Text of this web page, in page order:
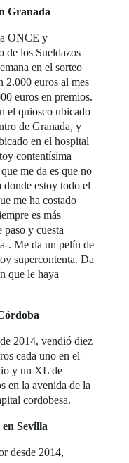
Granada
ONCE y
de los Sueldazos
en el sorteo
2.000 euros al mes
euros en premios.
el quiosco ubicado
de Granada, y
en el hospital
contentísima
me da es que no
estoy todo el
me ha costado
es más
paso y cuesta
. Me da un pelín de
supercontenta. Da
que le haya
2014, vendió diez
cada uno en el
y un XL de
en la avenida de la
cordobesa.
Sevilla
desde 2014,